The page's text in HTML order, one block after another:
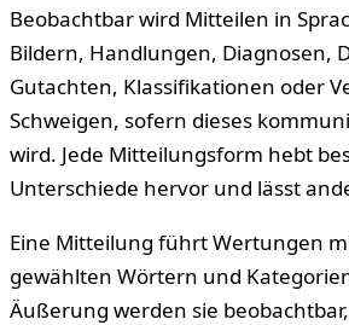
Beobachtbar wird Mitteilen in
Bildern, Handlungen, Diagnosen,
Gutachten, Klassifikationen oder
Schweigen, sofern dieses
wird. Jede Mitteilungsform hebt
Unterschiede hervor und lässt
Eine Mitteilung führt Wertungen
gewählten Wörtern und
Äußerung werden sie